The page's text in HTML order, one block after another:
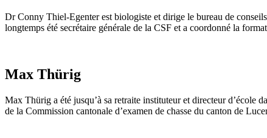
Dr Conny Thiel-Egenter est biologiste et dirige le bureau de
longtemps été secrétaire générale de la CSF et a coordonné la
Max Thürig
Max Thürig a été jusqu’à sa retraite instituteur et directeur d’école
de la Commission cantonale d’examen de chasse du canton de